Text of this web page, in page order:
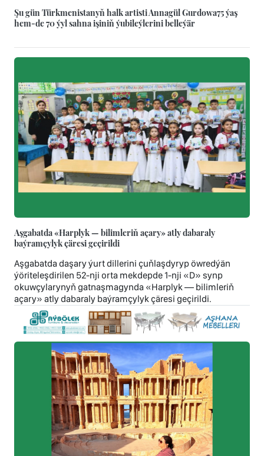
Şu gün Türkmenistanyň halk artisti Annagül Gurdowa75 ýaş
hem-de 70 ýyl sahna işiniň ýubileýlerini belleýär
Aşgabatda «Harplyk — bilimleriň açary» atly dabaraly
baýramçylyk çäresi geçirildi
Aşgabatda daşary ýurt dillerini çuňlaşdyryp öwredýän
ýöriteleşdirilen 52-nji orta mekdepde 1-nji «D» synp
okuwçylarynyň gatnaşmagynda «Harplyk — bilimleriň
açary» atly dabaraly baýramçylyk çäresi geçirildi.